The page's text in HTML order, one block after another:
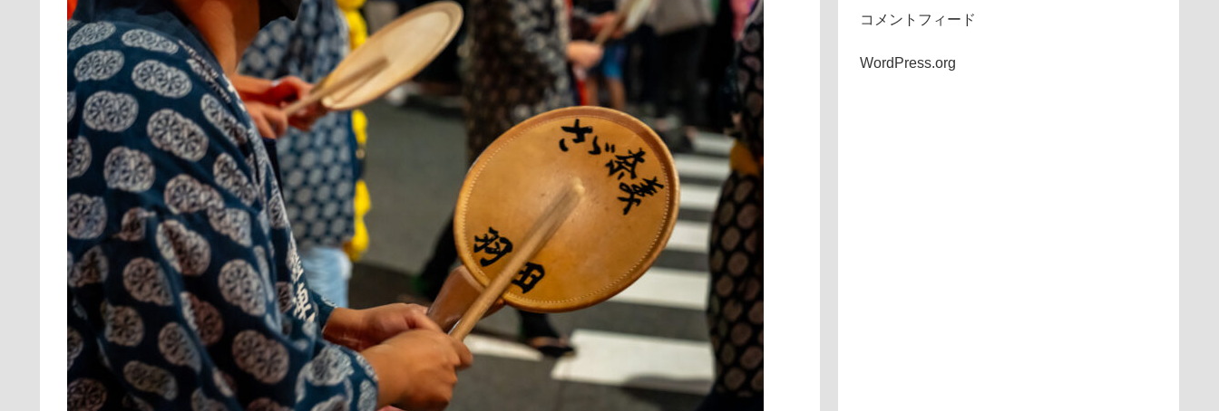
コメントフィード
WordPress.org